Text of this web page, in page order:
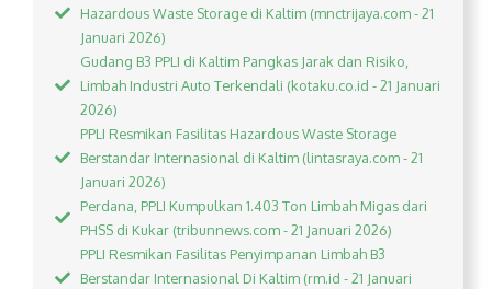
Hazardous Waste Storage di Kaltim (mnctrijaya.com - 21
Januari 2026)
Gudang B3 PPLI di Kaltim Pangkas Jarak dan Risiko,
Limbah Industri Auto Terkendali (kotaku.co.id - 21 Januari
2026)
PPLI Resmikan Fasilitas Hazardous Waste Storage
Berstandar Internasional di Kaltim (lintasraya.com - 21
Januari 2026)
Perdana, PPLI Kumpulkan 1.403 Ton Limbah Migas dari
PHSS di Kukar (tribunnews.com - 21 Januari 2026)
PPLI Resmikan Fasilitas Penyimpanan Limbah B3
Berstandar Internasional Di Kaltim (rm.id - 21 Januari